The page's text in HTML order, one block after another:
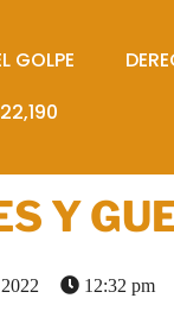
GOLPE
Y
12:32 pm